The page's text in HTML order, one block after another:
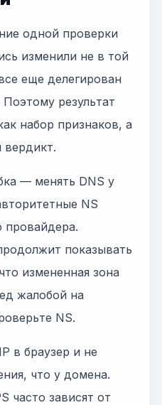
одной проверки
изменили не в той
еще делегирован
результат
набор признаков, а
вердикт.
— менять DNS у
NS
провайдера.
показывать
измененная зона
жалобой на
NS.
в браузер и не
что у домена.
часто зависят от